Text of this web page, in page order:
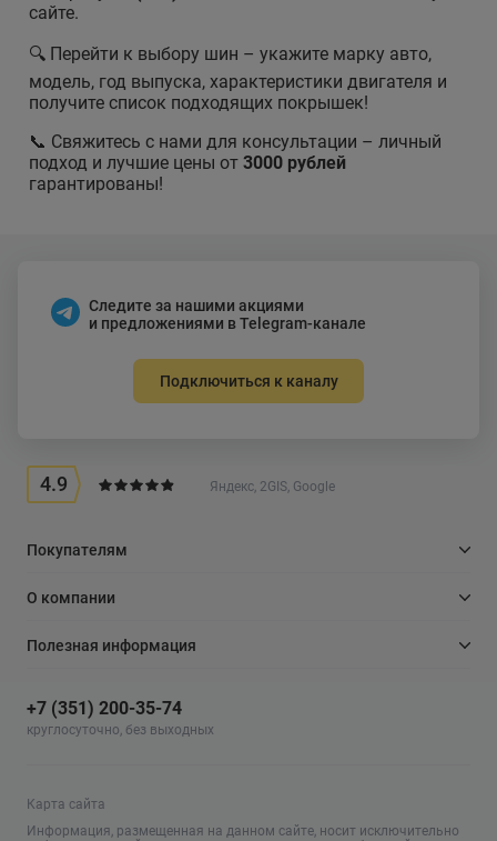
сайте.
🔍 Перейти к выбору шин – укажите марку авто,
модель, год выпуска, характеристики двигателя и
получите список подходящих покрышек!
📞 Свяжитесь с нами для консультации – личный
подход и лучшие цены от 3000 рублей
гарантированы!
Следите за нашими акциями
и предложениями в Telegram-канале
Подключиться к каналу
4.9 Яндекс, 2GIS, Google
Покупателям
О компании
Полезная информация
+7 (351) 200-35-74
круглосуточно, без выходных
Карта сайта
Информация, размещенная на данном сайте, носит исключительно